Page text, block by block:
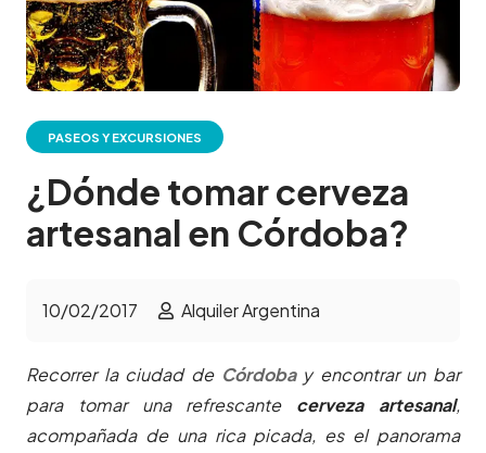
PASEOS Y EXCURSIONES
¿Dónde tomar cerveza
artesanal en Córdoba?
10/02/2017 Alquiler Argentina
Recorrer la ciudad deCórdobay encontrar un bar
para tomar una refrescante cerveza artesanal,
acompañada de una rica picada, es el panorama